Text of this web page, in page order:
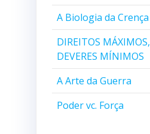
A Biologia da Crença
DIREITOS MÁXIMOS,
DEVERES MÍNIMOS
A Arte da Guerra
Poder vc. Força